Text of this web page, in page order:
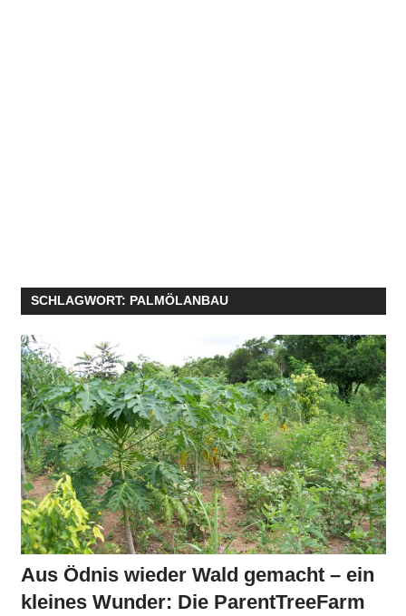
SCHLAGWORT: PALMÖLANBAU
Aus Ödnis wieder Wald gemacht – ein
kleines Wunder: Die ParentTreeFarm